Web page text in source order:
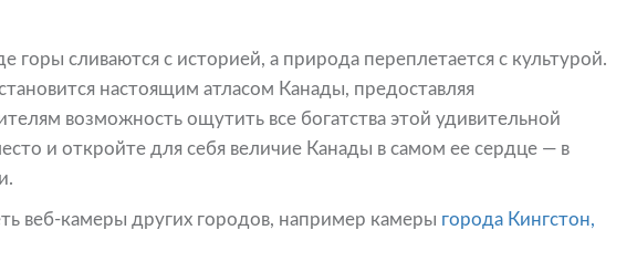
горы сливаются с историей, а природа переплетается с культурой.
настоящим атласом Канады, предоставляя
возможность ощутить все богатства этой удивительной
и откройте для себя величие Канады в самом ее сердце — в
веб-камеры других городов, например камеры города Кингстон,